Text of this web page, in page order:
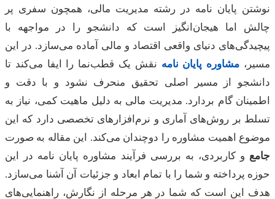
پایان نامه در رشته مدیریت مالی، همچون سفری پر
اما هیجان‌انگیز است که دانشجو را در مواجهه با
دنیای واقعی اقتصاد و مالی آماده می‌سازد. در این
مشاوره پایان نامه نقش یک قطب‌نما را ایفا می‌کند تا
از مسیر اصلی تحقیق منحرف نشود و با دقت و
گام بردارد. مدیریت مالی به دلیل ماهیت کمی، نیاز به
بر روش‌های آماری و نرم‌افزارهای تخصصی دارد که این
اهمیت مشاوره را دوچندان می‌کند. این مقاله به صورت
و کاربردی، به بررسی فرآیند مشاوره پایان نامه در این
پرداخته و شما را با تمام ابعاد و جزئیات آن آشنا می‌سازد.
این است که شما در هر مرحله از نگارش، راهنمایی‌های